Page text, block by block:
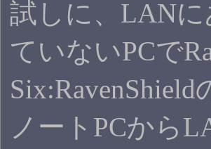
試しに、LAN
ていないPCで
ノートPCから